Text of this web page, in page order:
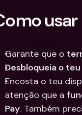
usar
Garante que o
Desbloqueia o
Encosta o teu
atenção que a
Pay. Também